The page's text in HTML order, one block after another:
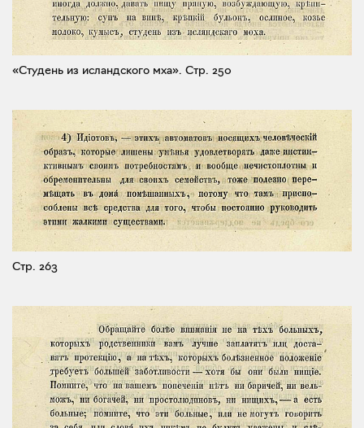
«Студень из исландского мха». Стр. 250
Стр. 263